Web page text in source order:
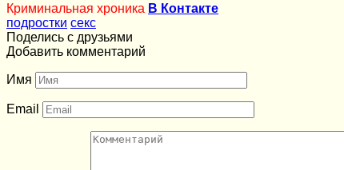
Криминальная хроника В Контакте
подростки секс
Поделись с друзьями
Добавить комментарий
Имя
Email